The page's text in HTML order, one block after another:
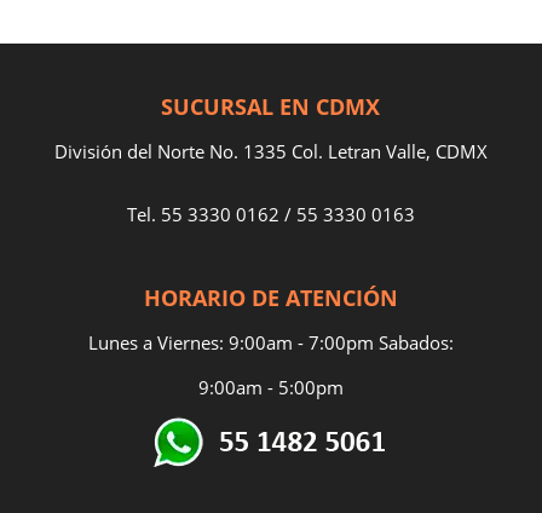
SUCURSAL EN CDMX
División del Norte No. 1335 Col. Letran Valle, CDMX
Tel. 55 3330 0162 / 55 3330 0163
HORARIO DE ATENCIÓN
Lunes a Viernes: 9:00am - 7:00pm Sabados:
9:00am - 5:00pm